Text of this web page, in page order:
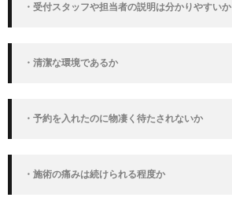
恋肌 福
2.1.2.
2.2.
いエス
・受付スタッフや担当者の説明は分かりやすいか
・清潔な環境であるか
・予約を入れたのに物凄く待たされないか
・施術の痛みは続けられる程度か